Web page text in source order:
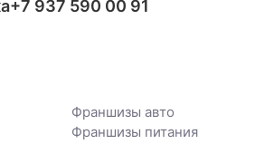
+7 937 590 00 91
Франшизы авто
Франшизы питания